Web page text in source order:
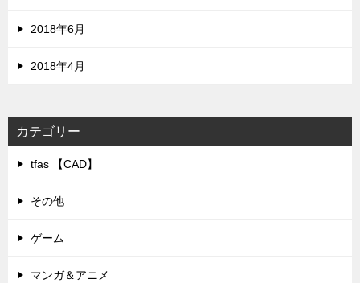
2018年6月
2018年4月
カテゴリー
tfas 【CAD】
その他
ゲーム
マンガ＆アニメ